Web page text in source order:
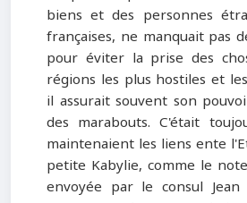
biens et des personnes
françaises, ne manquait pas
pour éviter la prise des
régions les plus hostiles et
il assurait souvent son
des marabouts. C'était
maintenaient les liens ente
petite Kabylie, comme le
envoyée par le consul